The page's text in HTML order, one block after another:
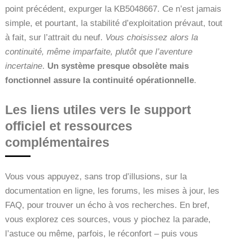
point précédent, expurger la KB5048667. Ce n’est jamais
simple, et pourtant, la stabilité d’exploitation prévaut, tout
à fait, sur l’attrait du neuf. Vous choisissez alors la
continuité, même imparfaite, plutôt que l’aventure
incertaine. Un système presque obsolète mais
fonctionnel assure la continuité opérationnelle.
Les liens utiles vers le support
officiel et ressources
complémentaires
Vous vous appuyez, sans trop d’illusions, sur la
documentation en ligne, les forums, les mises à jour, les
FAQ, pour trouver un écho à vos recherches. En bref,
vous explorez ces sources, vous y piochez la parade,
l’astuce ou même, parfois, le réconfort – puis vous